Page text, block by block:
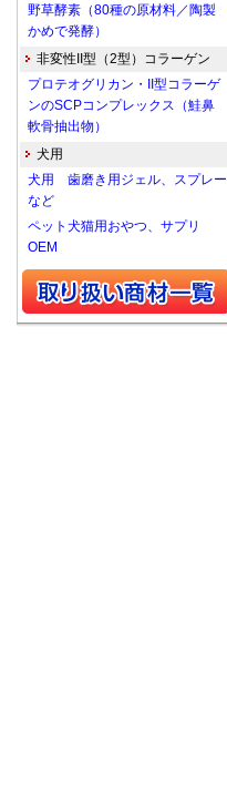
野草酵素（80種の原材料／陶製
かめで発酵）
非変性II型（2型）コラーゲン
プロテオグリカン・II型コラーゲ
ンのSCPコンプレックス（鮭鼻
軟骨抽出物）
犬用
犬用 歯磨き用ジェル、スプレー
など
ペット犬猫用おやつ、サプリ
OEM